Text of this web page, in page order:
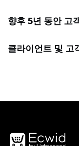
향후 5년 동안 고
클라이언트 및 고